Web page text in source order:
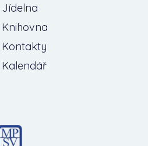
Jídelna
Knihovna
Kontakty
Kalendář